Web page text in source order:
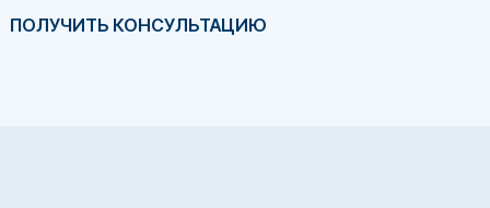
ПОЛУЧИТЬ КОНСУЛЬТАЦИЮ